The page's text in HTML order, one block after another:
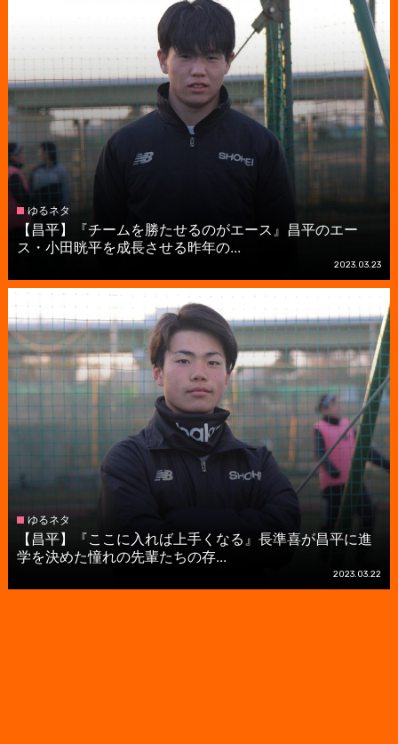
ゆるネタ
【昌平】『チームを勝たせるのがエース』昌平のエー
ス・小田晄平を成長させる昨年の...
2023.03.23
ゆるネタ
【昌平】『ここに入れば上手くなる』長準喜が昌平に進
学を決めた憧れの先輩たちの存...
2023.03.22